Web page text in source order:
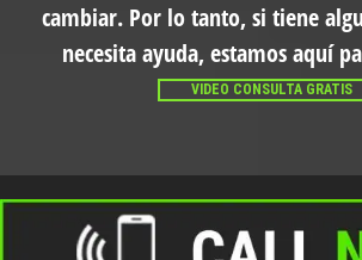
cambiar. Por lo tanto, si tiene
necesita ayuda, estamos aquí
VIDEO CONSULTA GRATIS